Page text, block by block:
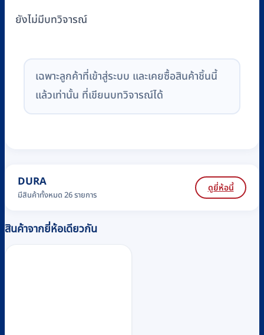
ยังไม่มีบทวิจารณ์
เฉพาะลูกค้าที่เข้าสู่ระบบ และเคยซื้อสินค้าชิ้นนี้
แล้วเท่านั้น ที่เขียนบทวิจารณ์ได้
DURA
มีสินค้าทั้งหมด 26 รายการ
ดูยี่ห้อนี้
สินค้าจากยี่ห้อเดียวกัน